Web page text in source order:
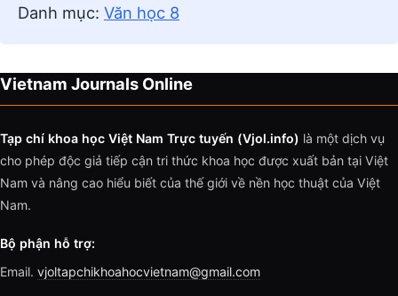
Danh mục: Văn học 8
Vietnam Journals Online
Tạp chí khoa học Việt Nam Trực tuyến (Vjol.info) là một dịch vụ
cho phép độc giả tiếp cận tri thức khoa học được xuất bản tại Việt
Nam và nâng cao hiểu biết của thế giới về nền học thuật của Việt
Nam.
Bộ phận hỗ trợ:
Email. vjoltapchikhoahocvietnam@gmail.com